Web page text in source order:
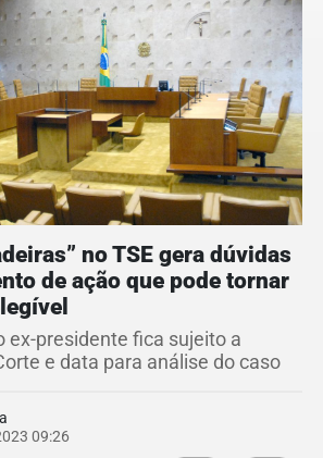
no TSE gera dúvidas
de ação que pode tornar
ex-presidente fica sujeito a
e data para análise do caso
09:26